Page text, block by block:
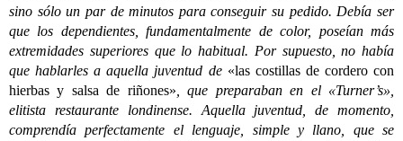
sino sólo un par de minutos para conseguir su pedido. Debía ser
que los dependientes, fundamentalmente de color, poseían más
extremidades superiores que lo habitual. Por supuesto, no había
que hablarles a aquella juventud de «las costillas de cordero con
hierbas y salsa de riñones» , que preparaban en el «Turner’s»,
elitista restaurante londinense. Aquella juventud, de momento,
comprendía perfectamente el lenguaje, simple y llano, que se